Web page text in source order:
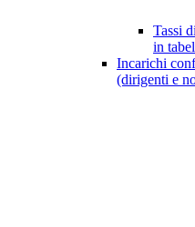
Tassi
in
Incarichi
(dirigenti e